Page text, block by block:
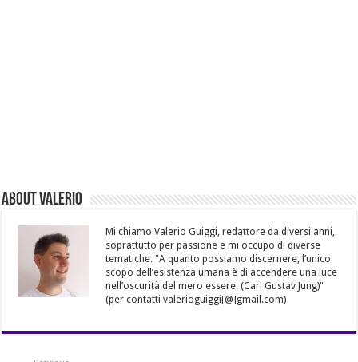
About Valerio
Mi chiamo Valerio Guiggi, redattore da diversi anni,
soprattutto per passione e mi occupo di diverse
tematiche. "A quanto possiamo discernere, l’unico
scopo dell’esistenza umana è di accendere una luce
nell’oscurità del mero essere. (Carl Gustav Jung)"
(per contatti valerioguiggi[@]gmail.com)